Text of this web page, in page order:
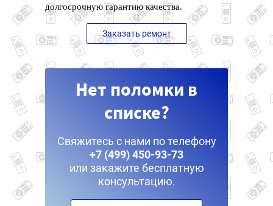
долгосрочную гарантию качества.
Заказать ремонт
Нет поломки в
списке?
Свяжитесь с нами по телефону
+7 (499) 450-93-73
или закажите бесплатную
консультацию.